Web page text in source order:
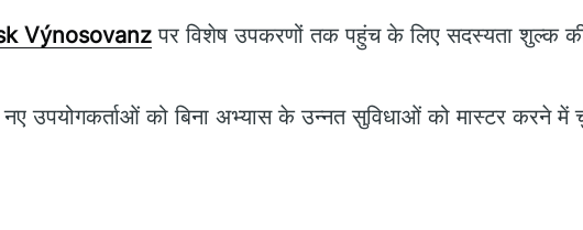
Výnosovanz पर विशेष उपकरणों तक पहुंच के लिए सदस्यता शुल्क
नए उपयोगकर्ताओं को बिना अभ्यास के उन्नत सुविधाओं को मास्टर करने में